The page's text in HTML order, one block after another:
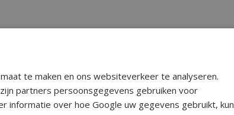
te maken en ons websiteverkeer te analyseren.
partners persoonsgegevens gebruiken voor
informatie over hoe Google uw gegevens gebruikt, kun